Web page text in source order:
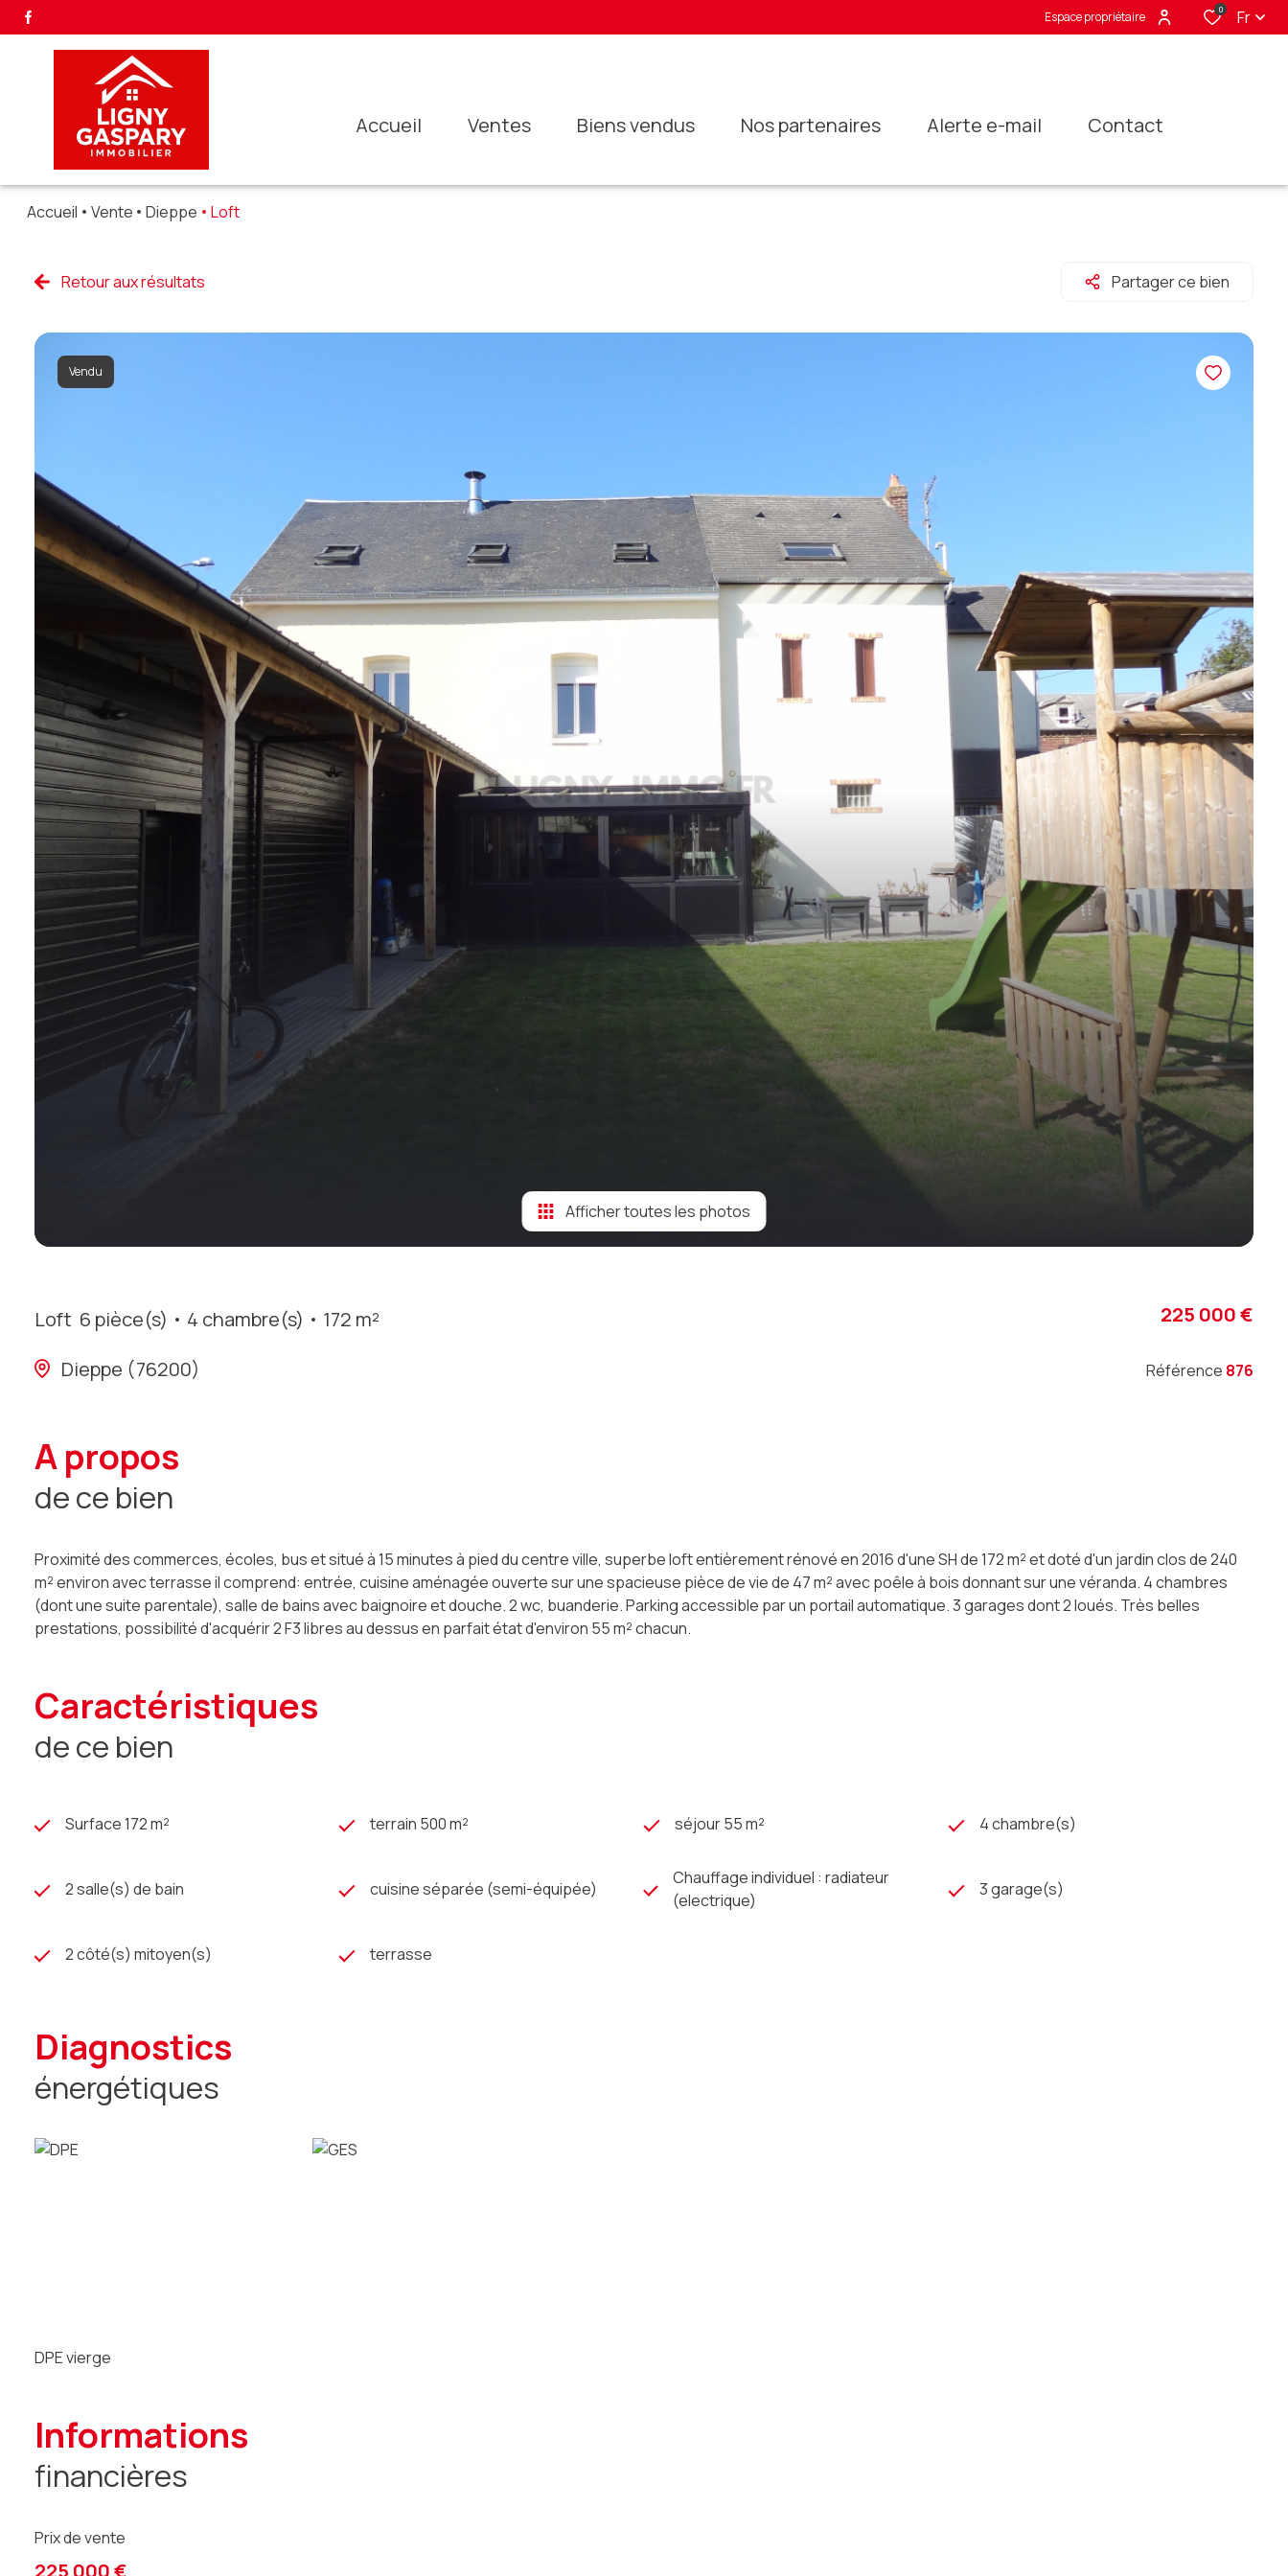
Espace propriétaire 0 Fr
accueil ventes biens vendus nos partenaires alerte e-mail contact
Accueil Vente Dieppe Loft
Retour aux résultats Partager ce bien
Vendu
Afficher toutes les photos
Loft 6 pièce(s) 4 chambre(s)
172 m²
Dieppe (76200)
225 000 €
Référence 876
a propos
de ce bien
Proximité des commerces, écoles, bus et situé à 15 minutes à pied du centre ville, superbe loft entièrement rénové en 2016 d'une SH de 172 m² et doté d'un jardin clos de 240
m² environ avec terrasse il comprend: entrée, cuisine aménagée ouverte sur une spacieuse pièce de vie de 47 m² avec poêle à bois donnant sur une véranda. 4 chambres
(dont une suite parentale), salle de bains avec baignoire et douche. 2 wc, buanderie. Parking accessible par un portail automatique. 3 garages dont 2 loués. Très belles
prestations, possibilité d'acquérir 2 F3 libres au dessus en parfait état d'environ 55 m² chacun.
caractéristiques
de ce bien
Surface 172 m² terrain 500 m² séjour 55 m² 4 chambre(s)
2 salle(s) de bain cuisine séparée (semi-équipée)
Chauffage individuel : radiateur
(electrique)
3 garage(s)
2 côté(s) mitoyen(s) terrasse
diagnostics
énergétiques
DPE vierge
informations
financières
Prix de vente
225 000 €